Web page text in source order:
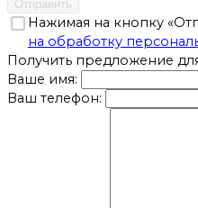
Отправить
Нажимая на кнопку
на обработку
Получить предложение
Ваше имя:
Ваш телефон: